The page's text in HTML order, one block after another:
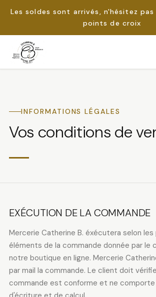
Les soldes sont arrivés, n'hésitez
points de croix
Passer
INFORMATIONS LÉGALES
Vos conditions de
EXÉCUTION DE LA COMMANDE
Mercerie Catherine B. éxécutera selon les
éléments de la commande donnée par le
notre boutique en ligne. Mercerie
par mail la commande. Le client doit
commande est conforme et ne comporte